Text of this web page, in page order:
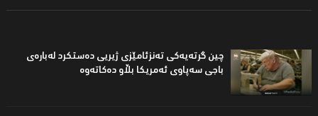
چین گرتەیەكی تەنزئامێزی ژیریی دەستكرد لەبارەی
باجی سەپاوی ئەمریكا بڵاو دەكاتەوە